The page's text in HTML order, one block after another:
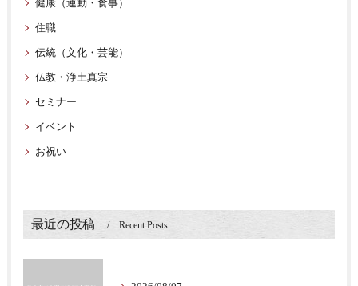
健康（運動・食事）
住職
伝統（文化・芸能）
仏教・浄土真宗
セミナー
イベント
お祝い
最近の投稿 Recent Posts